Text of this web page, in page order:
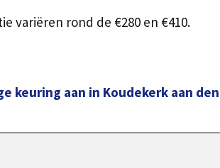
variëren rond de €280 en €410.
keuring aan in Koudekerk aan